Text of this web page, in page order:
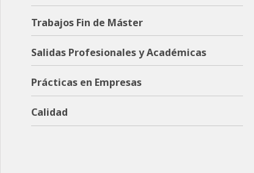
Trabajos Fin de Máster
Salidas Profesionales y Académicas
Prácticas en Empresas
Calidad